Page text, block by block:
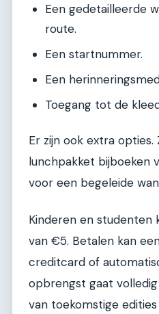
Een gedetailleerde
route.
Een startnummer.
Een
Toegang tot de
Er zijn ook extra opties.
lunchpakket bijboeken
voor een begeleide
Kinderen en studenten
van €5. Betalen kan
creditcard of
opbrengst gaat
van toekomstige